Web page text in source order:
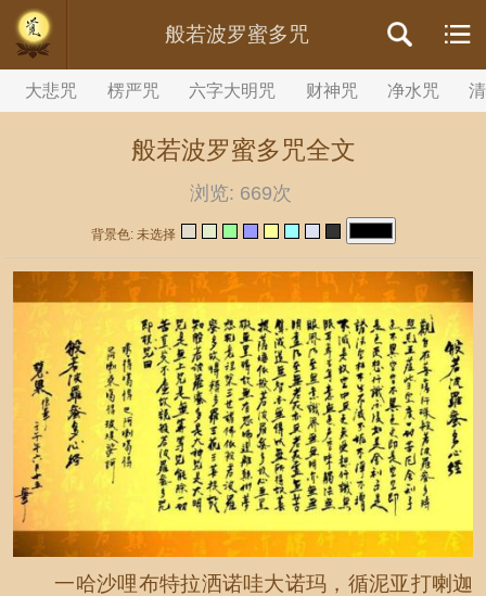
//内容文章背景颜色设置
般若波罗蜜多咒
大悲咒 楞严咒 六字大明咒 财神咒 净水咒
般若波罗蜜多咒全文
浏览: 669次
背景色: 未选择
一哈沙哩布特拉洒诺哇大诺玛，循泥亚打喇迦